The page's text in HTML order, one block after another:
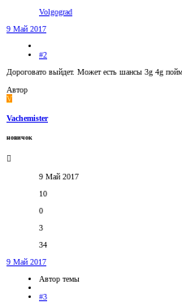
Volgograd
9 Май 2017
#2
Дороговато выйдет. Может есть шансы 3g 4g
Автор
V
Vachemister
новичок
9 Май 2017
10
0
3
34
9 Май 2017
Автор темы
#3